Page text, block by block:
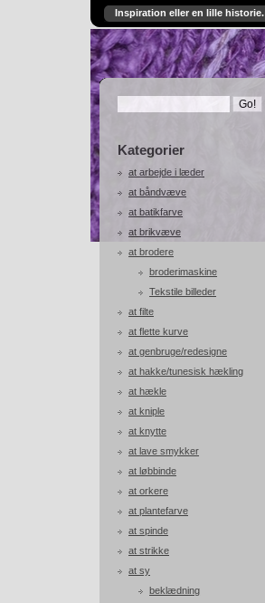
Inspiration eller en lille historie.
Kategorier
at arbejde i læder
at båndvæve
at batikfarve
at brikvæve
at brodere
broderimaskine
Tekstile billeder
at filte
at flette kurve
at genbruge/redesigne
at hakke/tunesisk hækling
at hækle
at kniple
at knytte
at lave smykker
at løbbinde
at orkere
at plantefarve
at spinde
at strikke
at sy
beklædning